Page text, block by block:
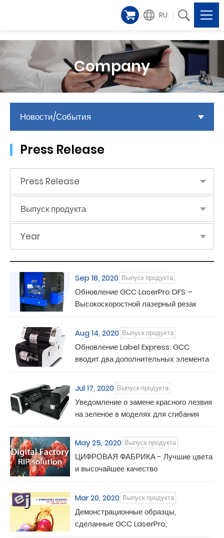
RU
Company
Новости/События
Press Release
Press Release
Выпуск продукта
Year
Sep 18, 2020 Выпуск продукта
Обновление GCC LaserPro DFS –
Высокоскоростной лазерный резак
Aug 14, 2020 Выпуск продукта
Обновление Label Express: GCC
вводит два дополнительных элемента
Jul 17, 2020 Выпуск продукта
Уведомление о замене красного лезвия
на зеленое в моделях для сгибания
May 25, 2020 Выпуск продукта
ЦИФРОВАЯ ФАБРИКА - Лучшие цвета
и высочайшее качество
Mar 20, 2020 Выпуск продукта
Демонстрационные образцы,
сделанные GCC LaserPro,